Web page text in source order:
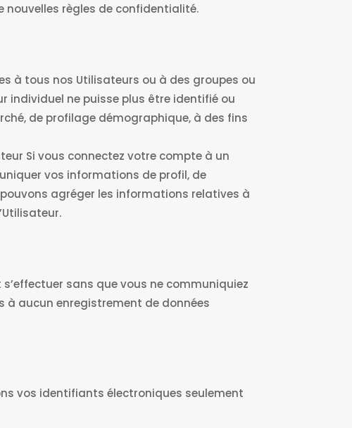
nouvelles règles de confidentialité.
à tous nos Utilisateurs ou à des groupes ou
individuel ne puisse plus être identifié ou
de profilage démographique, à des fins
Si vous connectez votre compte à un
vos informations de profil, de
agréger les informations relatives à
sans que vous ne communiquiez
à aucun enregistrement de données
vos identifiants électroniques seulement